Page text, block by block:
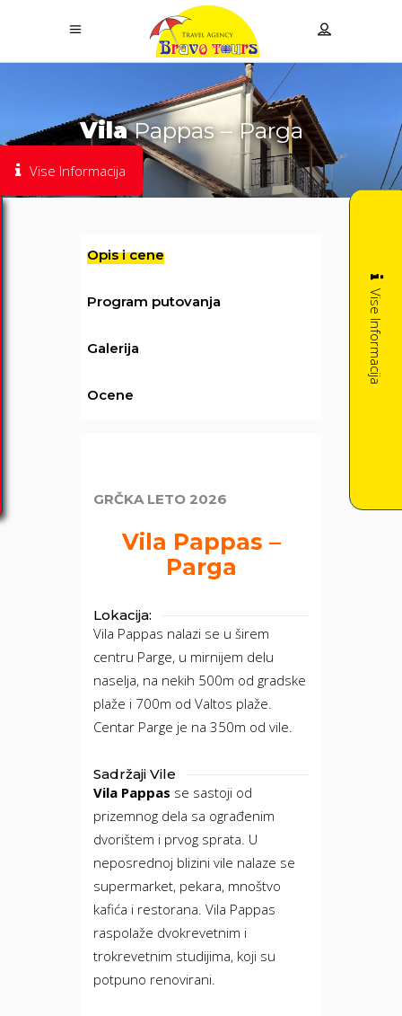
Vise Informacija
Vise Informacija
VilaPappas – Parga
Opis i cene
Program putovanja
Galerija
Ocene
GRČKA LETO 2026
Vila Pappas –
Parga
Lokacija:
Vila Pappas nalazi se u širem
centru Parge, u mirnijem delu
naselja, na nekih 500m od gradske
plaže i 700m od Valtos plaže.
Centar Parge je na 350m od vile.
Sadržaji Vile
Vila Pappas se sastoji od
prizemnog dela sa ograđenim
dvorištem i prvog sprata. U
neposrednoj blizini vile nalaze se
supermarket, pekara, mnoštvo
kafića i restorana. Vila Pappas
raspolaže dvokrevetnim i
trokrevetnim studijima, koji su
potpuno renovirani.